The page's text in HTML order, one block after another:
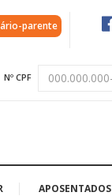
parente
Nº CPF
APOSENTADOS